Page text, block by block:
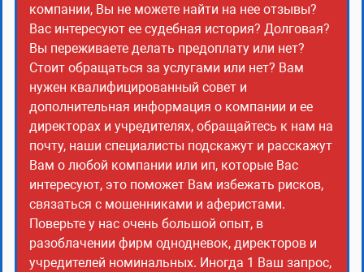
компании, Вы не можете найти на нее отзывы?
Вас интересуют ее судебная история? Долговая?
Вы переживаете делать предоплату или нет?
Стоит обращаться за услугами или нет? Вам
нужен квалифицированный совет и
дополнительная информация о компании и ее
директорах и учредителях, обращайтесь к нам на
почту, наши специалисты подскажут и расскажут
Вам о любой компании или ип, которые Вас
интересуют, это поможет Вам избежать рисков,
связаться с мошенниками и аферистами.
Поверьте у нас очень большой опыт, в
разоблачении фирм однодневок, директоров и
учредителей номинальных. Иногда 1 Ваш запрос,